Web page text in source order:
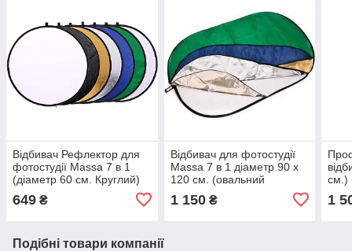
Відбивач Рефлектор для
фотостудії Massa 7 в 1
(діаметр 60 см. Круглий)
649 ₴
Відбивач для фотостудії
Massa 7 в 1 діаметр 90 х
120 см. (овальний
1 150₴
см.)
1
Подібні товари компанії